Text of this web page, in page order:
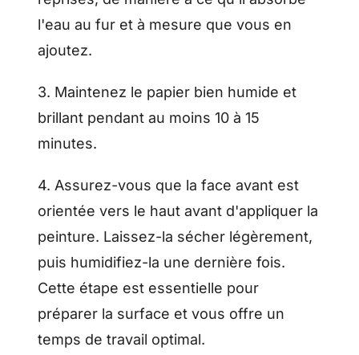
l'eau au fur et à mesure que vous en
ajoutez.
3. Maintenez le papier bien humide et
brillant pendant au moins 10 à 15
minutes.
4. Assurez-vous que la face avant est
orientée vers le haut avant d'appliquer la
peinture. Laissez-la sécher légèrement,
puis humidifiez-la une dernière fois.
Cette étape est essentielle pour
préparer la surface et vous offre un
temps de travail optimal.